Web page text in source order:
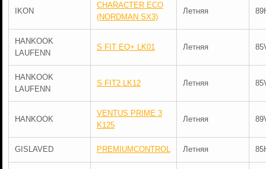
IKON
CHARACTER ECO
(NORDMAN SX3)
Летняя
HANKOOK
LAUFENN
S FIT EQ+ LK01 Летняя
HANKOOK
LAUFENN
S FIT2 LK12 Летняя
HANKOOK
VENTUS PRIME 3
K125
Летняя
GISLAVED PREMIUMCONTROL Летняя